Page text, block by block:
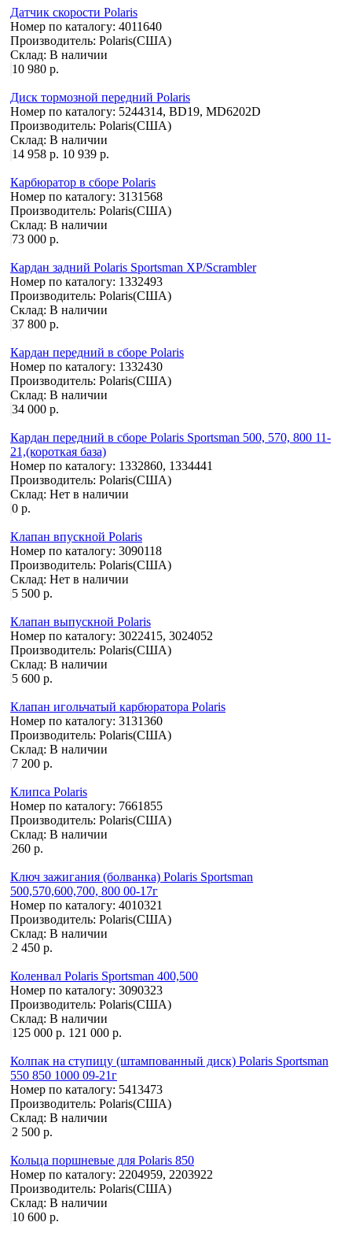
Датчик скорости Polaris
Номер по каталогу: 4011640
Производитель: Polaris(США)
Склад: В наличии
10 980 р.
Диск тормозной передний Polaris
Номер по каталогу: 5244314, BD19, MD6202D
Производитель: Polaris(США)
Склад: В наличии
14 958 р. 10 939 р.
Карбюратор в сборе Polaris
Номер по каталогу: 3131568
Производитель: Polaris(США)
Склад: В наличии
73 000 р.
Кардан задний Polaris Sportsman XP/Scrambler
Номер по каталогу: 1332493
Производитель: Polaris(США)
Склад: В наличии
37 800 р.
Кардан передний в сборе Polaris
Номер по каталогу: 1332430
Производитель: Polaris(США)
Склад: В наличии
34 000 р.
Кардан передний в сборе Polaris Sportsman 500, 570, 800 11-
21,(короткая база)
Номер по каталогу: 1332860, 1334441
Производитель: Polaris(США)
Склад: Нет в наличии
0 р.
Клапан впускной Polaris
Номер по каталогу: 3090118
Производитель: Polaris(США)
Склад: Нет в наличии
5 500 р.
Клапан выпускной Polaris
Номер по каталогу: 3022415, 3024052
Производитель: Polaris(США)
Склад: В наличии
5 600 р.
Клапан игольчатый карбюратора Polaris
Номер по каталогу: 3131360
Производитель: Polaris(США)
Склад: В наличии
7 200 р.
Клипса Polaris
Номер по каталогу: 7661855
Производитель: Polaris(США)
Склад: В наличии
260 р.
Ключ зажигания (болванка) Polaris Sportsman
500,570,600,700, 800 00-17г
Номер по каталогу: 4010321
Производитель: Polaris(США)
Склад: В наличии
2 450 р.
Коленвал Polaris Sportsman 400,500
Номер по каталогу: 3090323
Производитель: Polaris(США)
Склад: В наличии
125 000 р. 121 000 р.
Колпак на ступицу (штампованный диск) Polaris Sportsman
550 850 1000 09-21г
Номер по каталогу: 5413473
Производитель: Polaris(США)
Склад: В наличии
2 500 р.
Кольца поршневые для Polaris 850
Номер по каталогу: 2204959, 2203922
Производитель: Polaris(США)
Склад: В наличии
10 600 р.